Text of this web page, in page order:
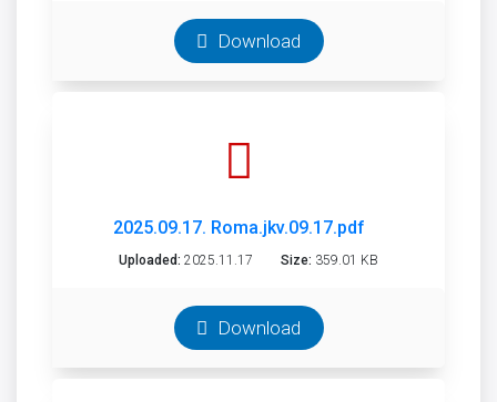
Download
2025.09.17. Roma.jkv.09.17.pdf
Uploaded: 2025.11.17 Size: 359.01 KB
Download